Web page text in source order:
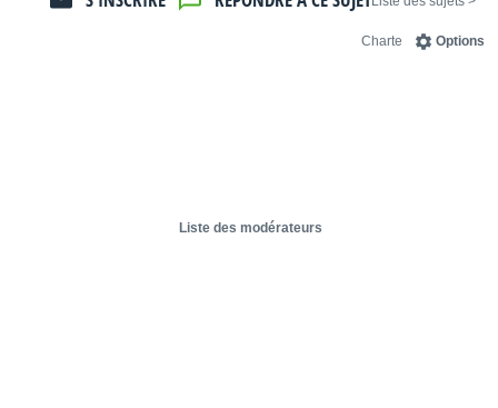
Options
Charte
Liste des modérateurs